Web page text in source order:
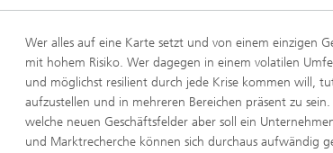
Wer alles auf eine Karte setzt und von einem einzigen
mit hohem Risiko. Wer dagegen in einem volatilen
und möglichst resilient durch jede Krise kommen will,
aufzustellen und in mehreren Bereichen präsent zu sein.
welche neuen Geschäftsfelder aber soll ein
und Marktrecherche können sich durchaus aufwändig